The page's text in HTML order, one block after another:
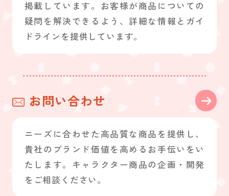
掲載しています。お客様が商品についての
疑問を解決できるよう、詳細な情報とガイ
ドラインを提供しています。
お問い合わせ
ニーズに合わせた高品質な商品を提供し、
貴社のブランド価値を高めるお手伝いをい
たします。キャラクター商品の企画・開発
をご相談ください。